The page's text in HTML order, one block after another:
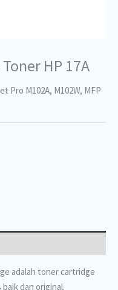
HP 17A
Pro M102A, M102W, MFP
adalah toner cartridge
dan original.